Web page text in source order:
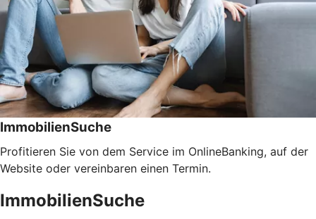
ImmobilienSuche
Profitieren Sie von dem Service im OnlineBanking, auf der
Website oder vereinbaren einen Termin.
ImmobilienSuche